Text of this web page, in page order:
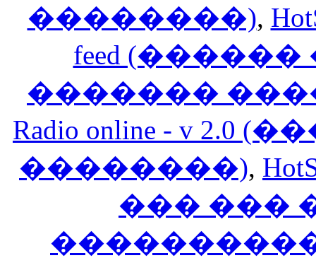
��������),
feed
�������
Radio online - v
��������),
��� ���